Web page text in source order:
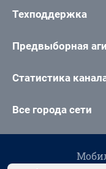
Техподдержка
Предвыборная
Статистика
Все города сети